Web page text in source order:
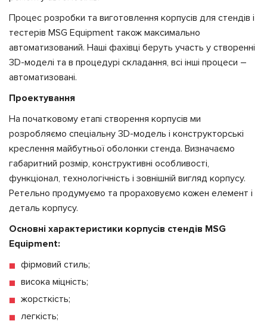
Процес розробки та виготовлення корпусів для стендів і
тестерів MSG Equipment також максимально
автоматизований. Наші фахівці беруть участь у створенні
3D-моделі та в процедурі складання, всі інші процеси –
автоматизовані.
Проектування
На початковому етапі створення корпусів ми
розробляємо спеціальну 3D-модель і конструкторські
креслення майбутньої оболонки стенда. Визначаємо
габаритний розмір, конструктивні особливості,
функціонал, технологічність і зовнішній вигляд корпусу.
Ретельно продумуємо та прораховуємо кожен елемент і
деталь корпусу.
Основні характеристики корпусів стендів MSG
Equipment:
фірмовий стиль;
висока міцність;
жорсткість;
легкість;